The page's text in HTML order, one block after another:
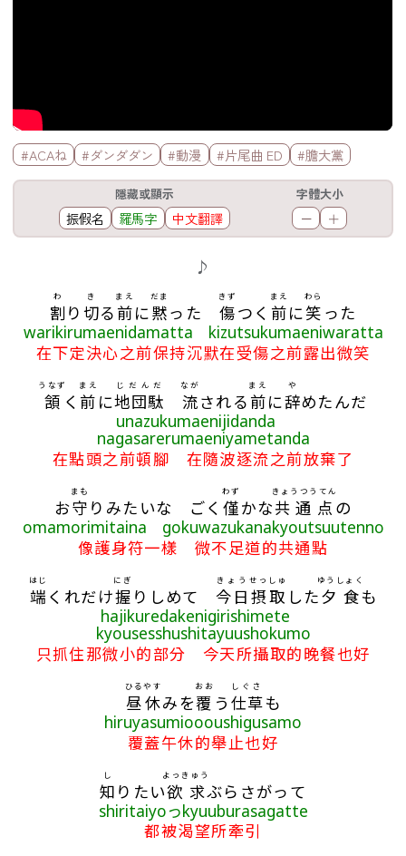
標籤欄
#ACAね #ダンダダン #動漫 #片尾曲 ED #膽大黨
隱藏或顯示
振假名 羅馬字 中文翻譯
字體大小
－ ＋
♪
割
わ
り 切
き
る 前
まえ
に黙
だま
った 傷
きず
つく 前
まえ
に笑
わら
った
warikirumaenidamatta kizutsukumaeniwaratta
在下定決心之前保持沉默在受傷之前露出微笑
頷
うなず
く 前
まえ
に地団駄
じだんだ
流
なが
される 前
まえ
に辞
や
めたんだ
unazukumaenijidanda
nagasarerumaeniyametanda
在點頭之前頓腳 在隨波逐流之前放棄了
お守
まも
りみたいな ごく 僅
わず
かな共通点
きょうつうてん
の
omamorimitaina gokuwazukanakyoutsuutenno
像護身符一樣 微不足道的共通點
端
はじ
くれだけ握
にぎ
りしめて今日
きょう
摂取
せっしゅ
した夕食
ゆうしょく
も
hajikuredakenigirishimete
kyousesshushitayuushokumo
只抓住那微小的部分 今天所攝取的晚餐也好
昼
ひる
休
やす
みを覆
おお
う 仕草
しぐさ
も
hiruyasumioooushigusamo
覆蓋午休的舉止也好
知
し
りたい欲求
よっきゅう
ぶらさがって
shiritaiyoっkyuuburasagatte
都被渴望所牽引